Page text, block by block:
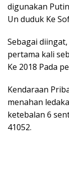
digunakan
Un duduk Ke
Sebagai
pertama kali
Ke 2018 Pada
Kendaraan
menahan
ketebalan 6
41052.